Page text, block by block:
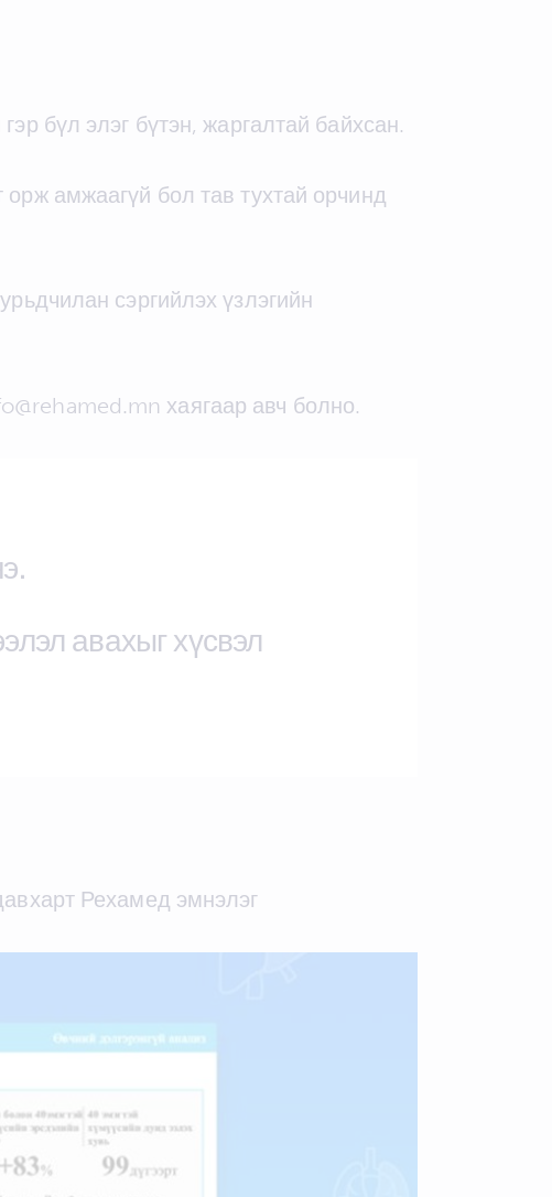
бүл элэг бүтэн, жаргалтай байхсан.
орж амжаагүй бол тав тухтай орчинд
сэргийлэх үзлэгийн
хаягаар авч болно.
авахыг хүсвэл
Рехамед эмнэлэг